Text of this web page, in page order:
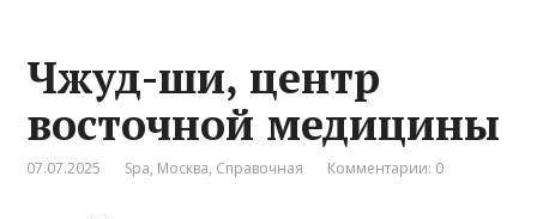
Чжуд-ши, центр
восточной медицины
07.07.2025 Spa, Москва, Справочная Комментарии: 0